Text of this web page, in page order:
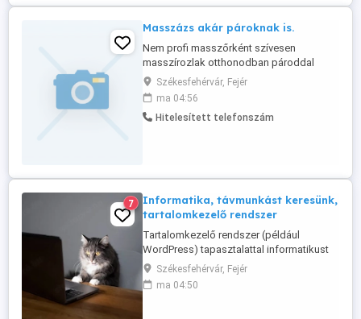
Masszázs akár pároknak is.
Nem profi masszőrként szívesen
masszírozlak otthonodban pároddal
együtt is akár. Ötvenes vékony férfiként,
napközben. Kor nem számít. Írj egy
üzenetet és amint tudok válaszolok.
Székesfehérvár, Fejér
ma 04:56
Hitelesített telefonszám
7
Informatika, távmunkást keresünk,
tartalomkezelő rendszer
Tartalomkezelő rendszer (például
WordPress) tapasztalattal informatikust
keresünk távmunkában, alkalmi vagy
részmunkaidőben, hosszú távra. Elvárás:
tervezett, dokumentált munka, egzakt,
Székesfehérvár, Fejér
ma 04:50